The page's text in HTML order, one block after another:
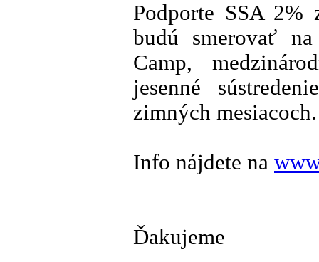
Podporte SSA 2%
budú smerovať
Camp,
jesenné
zimných mesiacoch.
Info nájdete na
Ďakujeme